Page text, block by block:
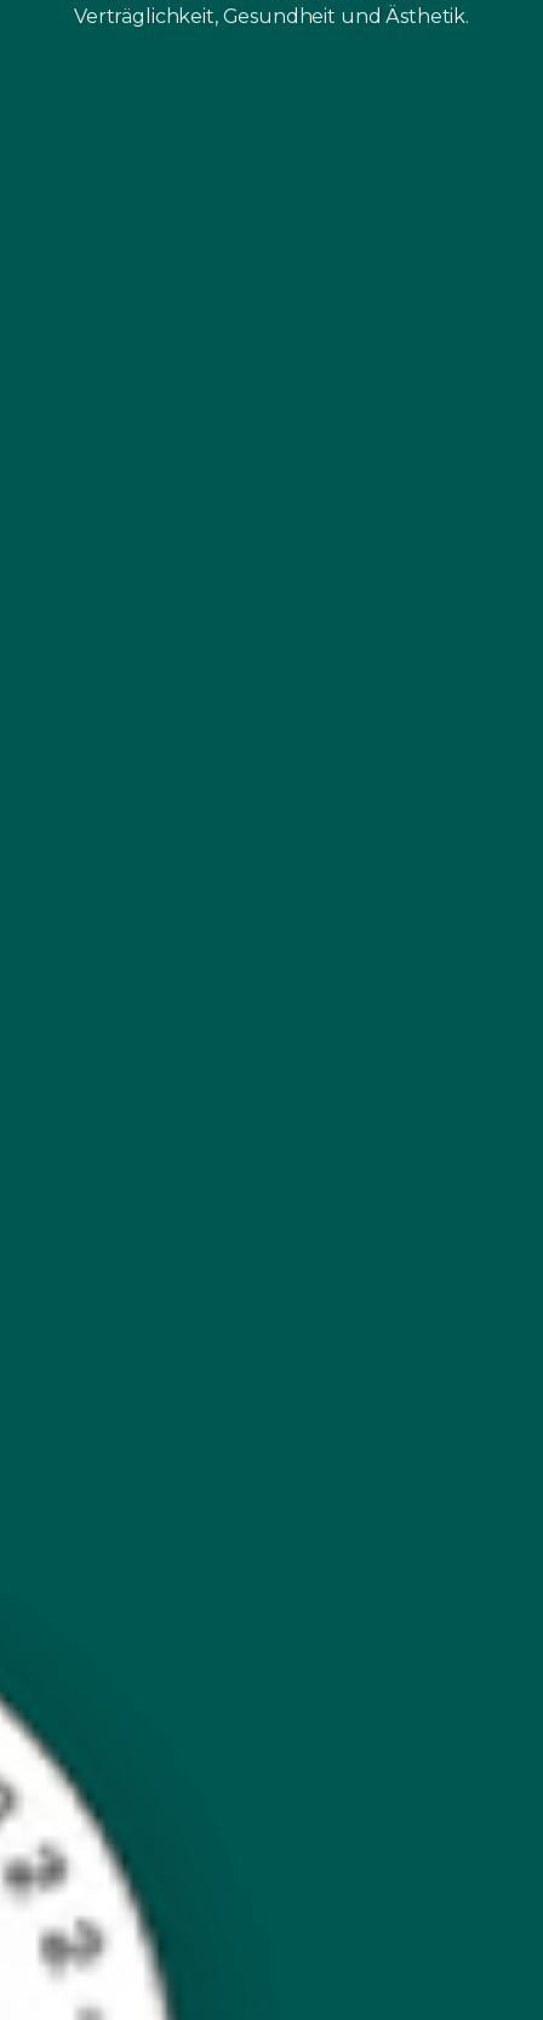
Verträglichkeit, Gesundheit und Ästhetik.